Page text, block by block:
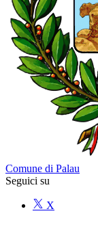
Comune di Palau
Seguici su
X